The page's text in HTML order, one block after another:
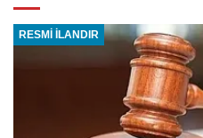
RESMİ İLANDIR